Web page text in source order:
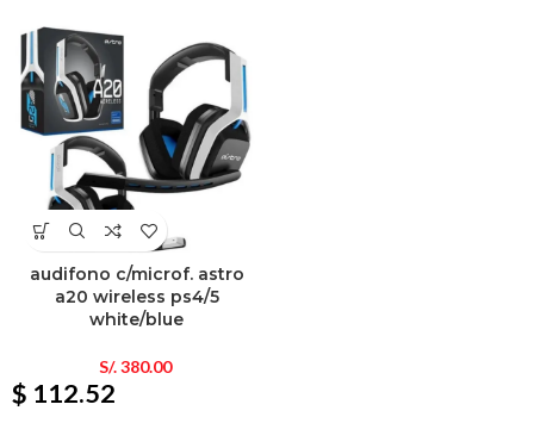
audifono c/microf. astro
a20 wireless ps4/5
white/blue
S/.380.00
$ 112.52